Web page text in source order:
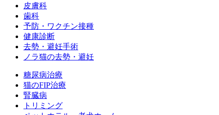
皮膚科
歯科
予防・ワクチン接種
健康診断
去勢・避妊手術
ノラ猫の去勢・避妊
糖尿病治療
猫のFIP治療
腎臓病
トリミング